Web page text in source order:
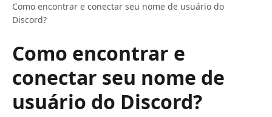
Como encontrar e conectar seu nome de usuário do
Discord?
Como encontrar e
conectar seu nome de
usuário do Discord?